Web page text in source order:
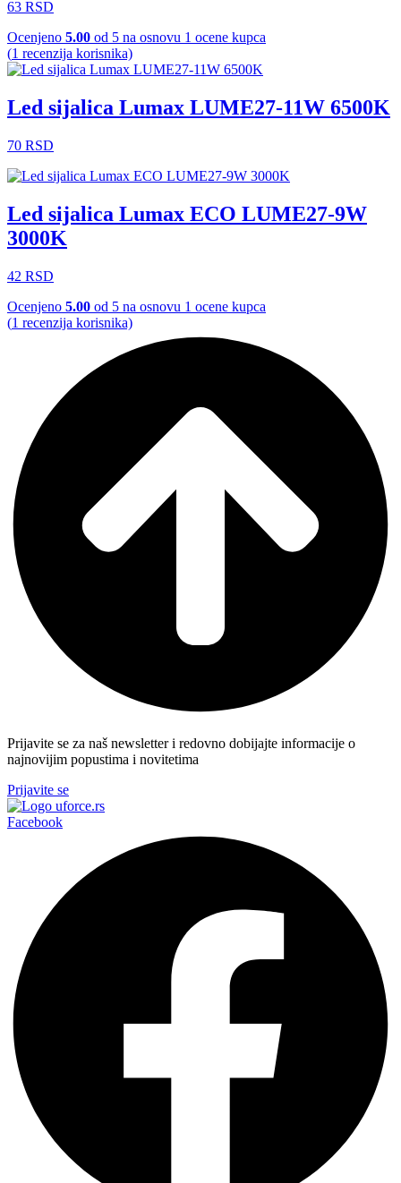
63 RSD
Ocenjeno 5.00 od 5 na osnovu 1 ocene kupca
(1 recenzija korisnika)
Led sijalica Lumax LUME27-11W 6500K
70 RSD
Led sijalica Lumax ECO LUME27-9W
3000K
42 RSD
Ocenjeno 5.00 od 5 na osnovu 1 ocene kupca
(1 recenzija korisnika)
Prijavite se za naš newsletter i redovno dobijajte informacije o
najnovijim popustima i novitetima
Prijavite se
Facebook